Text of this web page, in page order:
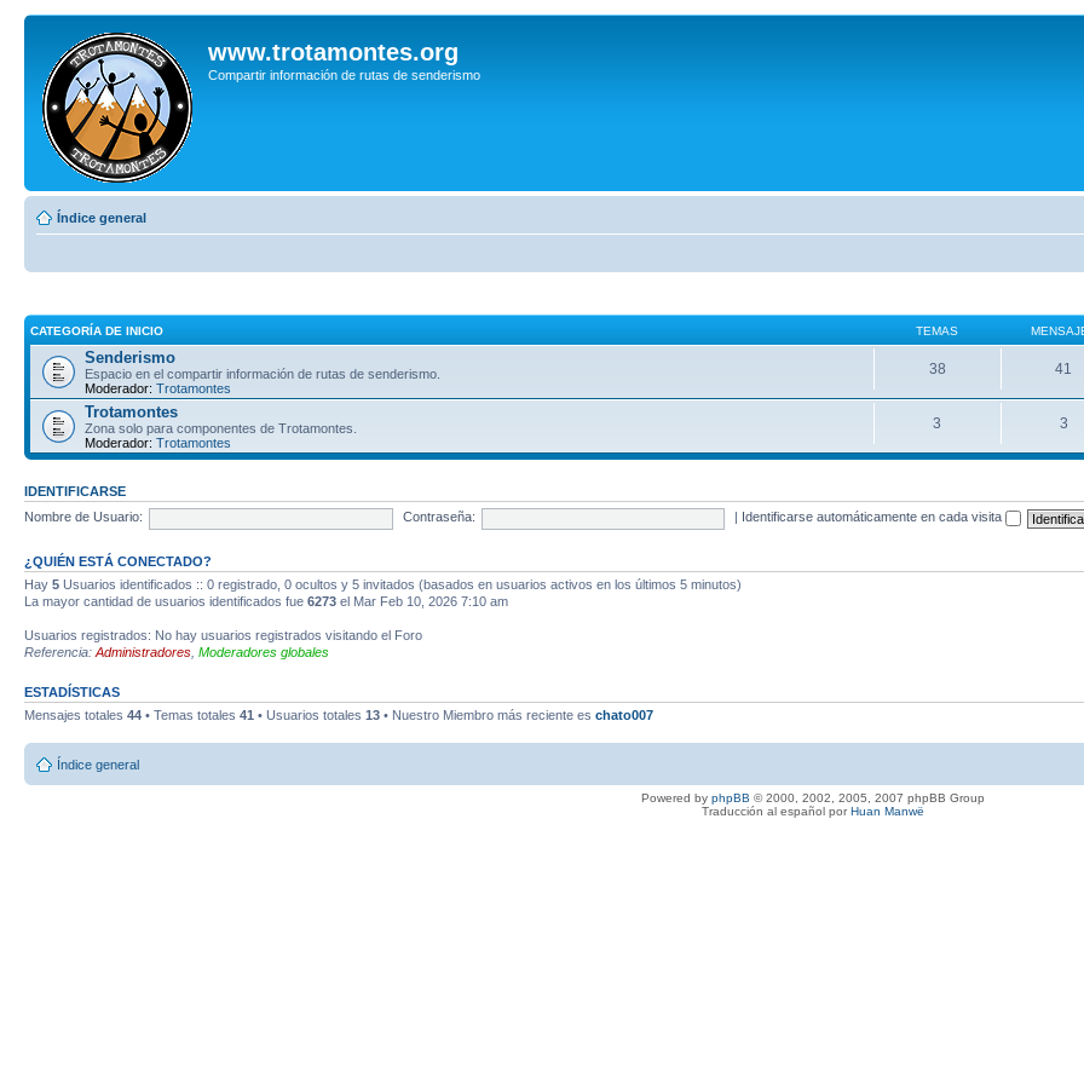
www.trotamontes.org
Compartir información de rutas de senderismo
Índice general
CATEGORÍA DE INICIO TEMAS
Senderismo
Espacio en el compartir información de rutas de senderismo.
Moderador: Trotamontes
38 41
Trotamontes
Zona solo para componentes de Trotamontes.
Moderador: Trotamontes
3 3
IDENTIFICARSE
Nombre de Usuario:
Contraseña: Identificarse automáticamente en cada visita
¿QUIÉN ESTÁ CONECTADO?
Hay 5 Usuarios identificados :: 0 registrado, 0 ocultos y 5 invitados (basados en usuarios activos en los últimos 5 minutos)
La mayor cantidad de usuarios identificados fue 6273 el Mar Feb 10, 2026 7:10 am
Usuarios registrados: No hay usuarios registrados visitando el Foro
Referencia: Administradores Moderadores globales
ESTADÍSTICAS
Mensajes totales 44 • Temas totales 41 • Usuarios totales 13 • Nuestro Miembro más reciente es chato007
Índice general
Powered by phpBB © 2000, 2002, 2005, 2007 phpBB Group
Traducción al español porHuan Manwë